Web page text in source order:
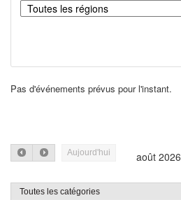
Pas d'événements prévus pour l'instant.
Aujourd'hui août 2026
Toutes les catégories